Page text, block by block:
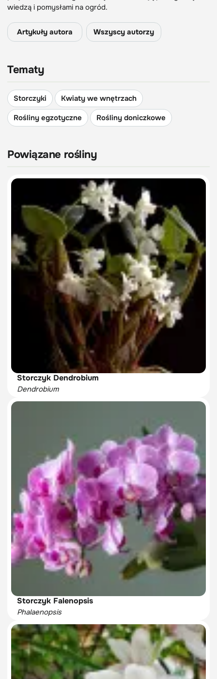
wiedzą i pomysłami na ogród.
Artykuły autora Wszyscy autorzy
Tematy
Storczyki
Kwiaty we wnętrzach
Rośliny egzotyczne
Rośliny doniczkowe
Powiązane rośliny
Storczyk Dendrobium
Dendrobium
Storczyk Falenopsis
Phalaenopsis